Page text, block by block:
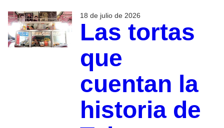
18 de julio de 2026
Las tortas
que
cuentan la
historia de